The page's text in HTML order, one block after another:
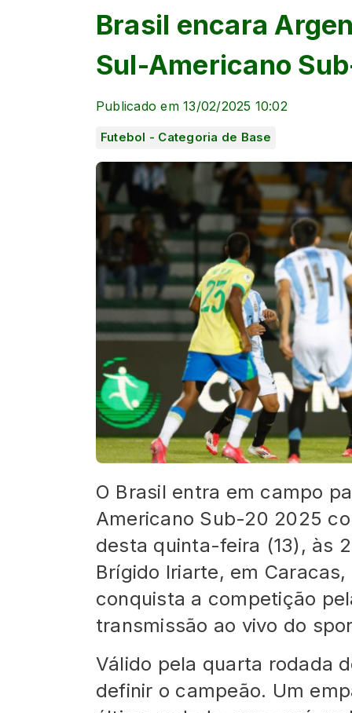
Brasil encara
Sul-Americano
Publicado em 13/02/2025 10:02
Futebol - Categoria de Base
O Brasil entra em campo
Americano Sub-20 2025
desta quinta-feira (13), às
Brígido Iriarte, em
conquista a competição
transmissão ao vivo do
Válido pela quarta rodada
definir o campeão. Um